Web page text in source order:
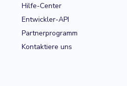
Hilfe-Center
Entwickler-API
Partnerprogramm
Kontaktiere uns